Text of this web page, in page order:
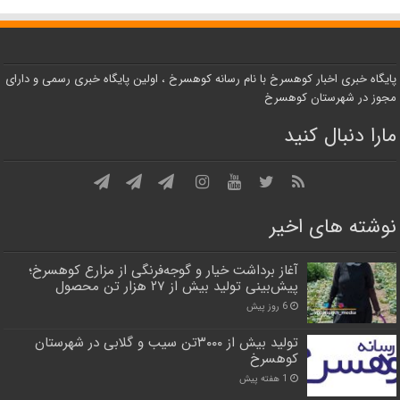
پایگاه خبری اخبار کوهسرخ با نام رسانه کوهسرخ ، اولین پایگاه خبری رسمی و دارای
مجوز در شهرستان کوهسرخ
مارا دنبال کنید
نوشته های اخیر
آغاز برداشت خیار و گوجه‌فرنگی از مزارع کوهسرخ؛
پیش‌بینی تولید بیش از ۲۷ هزار تن محصول
6 روز پیش
تولید بیش از ۳۰۰۰تن سیب و گلابی در شهرستان
کوهسرخ
1 هفته پیش